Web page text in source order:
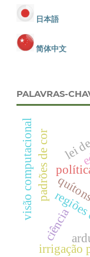
日本語
简体中文
PALAVRAS-
padrões de cor
visão computacional
irrigação
lei
ciência